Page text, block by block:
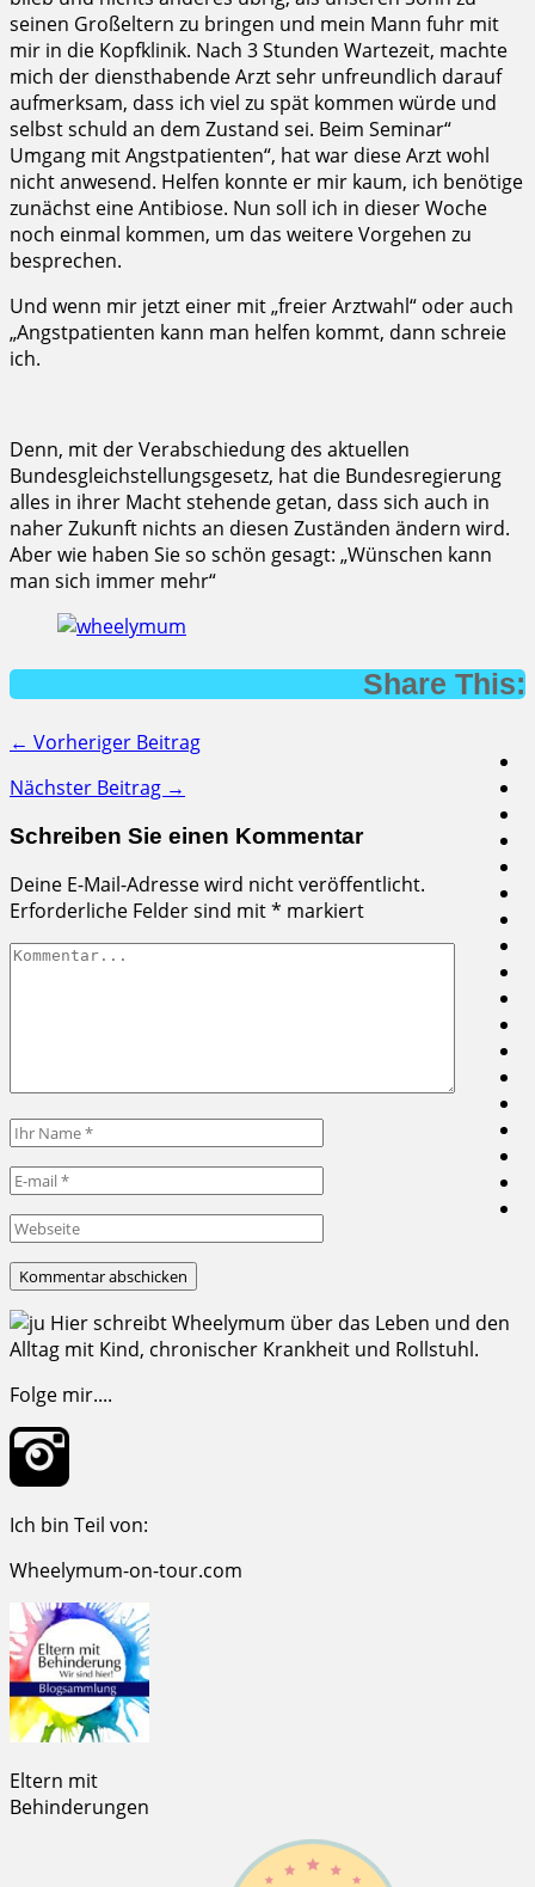
seinen Großeltern zu bringen und mein Mann fuhr mit
mir in die Kopfklinik. Nach 3 Stunden Wartezeit, machte
mich der diensthabende Arzt sehr unfreundlich darauf
aufmerksam, dass ich viel zu spät kommen würde und
selbst schuld an dem Zustand sei. Beim Seminar“
Umgang mit Angstpatienten“, hat war diese Arzt wohl
nicht anwesend. Helfen konnte er mir kaum, ich benötige
zunächst eine Antibiose. Nun soll ich in dieser Woche
noch einmal kommen, um das weitere Vorgehen zu
besprechen.
Und wenn mir jetzt einer mit „freier Arztwahl“ oder auch
„Angstpatienten kann man helfen kommt, dann schreie
ich.
Denn, mit der Verabschiedung des aktuellen
Bundesgleichstellungsgesetz, hat die Bundesregierung
alles in ihrer Macht stehende getan, dass sich auch in
naher Zukunft nichts an diesen Zuständen ändern wird.
Aber wie haben Sie so schön gesagt: „Wünschen kann
man sich immer mehr“
Share This:
← Vorheriger Beitrag
Nächster Beitrag →
Schreiben Sie einen Kommentar
Deine E-Mail-Adresse wird nicht veröffentlicht.
Erforderliche Felder sind mit* markiert
Hier schreibt Wheelymum über das Leben und den
Alltag mit Kind, chronischer Krankheit und Rollstuhl.
Folge mir....
Ich bin Teil von:
Wheelymum-on-tour.com
Eltern mit
Behinderungen